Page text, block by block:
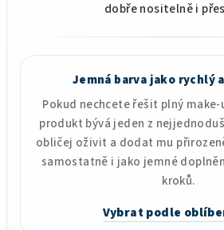
dobře nositelně i
Jemná barva jako rychlý
Pokud nechcete řešit plný make-
produkt bývá jeden z
obličej oživit a dodat mu
samostatně i jako jemné
kroků.
Vybrat podle